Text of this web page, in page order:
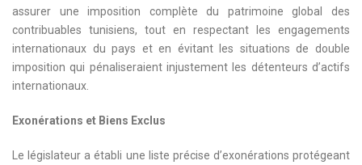
assurer une imposition complète du patrimoine global des
contribuables tunisiens, tout en respectant les engagements
internationaux du pays et en évitant les situations de double
imposition qui pénaliseraient injustement les détenteurs d’actifs
internationaux.
Exonérations et Biens Exclus
Le législateur a établi une liste précise d’exonérations protégeant